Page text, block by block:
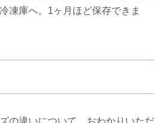
凍庫へ。1ヶ月ほど保存できま
の違いについて、おわかりいただ